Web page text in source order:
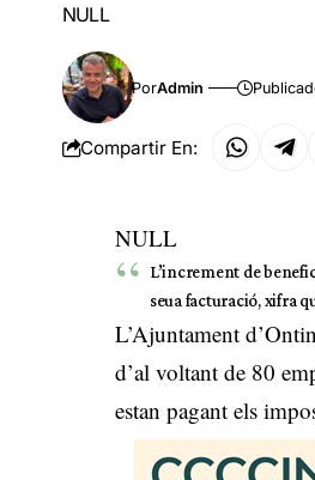
NULL
PorAdmin
Compartir En:
NULL
L’increment de
seua facturació, xifra
L’Ajuntament
d’al voltant de 80
estan pagant els